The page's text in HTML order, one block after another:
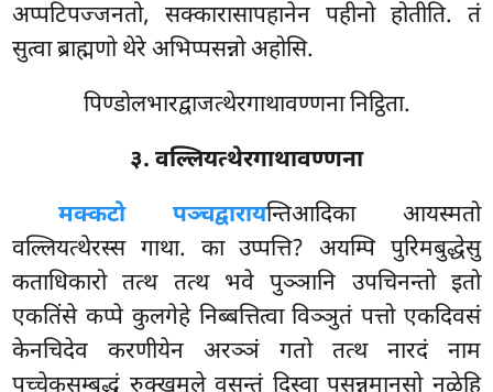
अप्पटिपज्जनतो, सक्कारासापहानेन पहीनो होतीति. तं
सुत्वा ब्राह्मणो थेरे अभिप्पसन्नो अहोसि.
पिण्डोलभारद्वाजत्थेरगाथावण्णना निट्ठिता.
३. वल्लियत्थेरगाथावण्णना
मक्कटो पञ्चद्वारायन्तिआदिका आयस्मतो
वल्लियत्थेरस्स गाथा. का उप्पत्ति? अयम्पि पुरिमबुद्धेसु
कताधिकारो तत्थ तत्थ भवे पुञ्ञानि उपचिनन्तो इतो
एकतिंसे कप्पे कुलगेहे निब्बत्तित्वा विञ्ञुतं पत्तो एकदिवसं
केनचिदेव करणीयेन अरञ्ञं गतो तत्थ नारदं नाम